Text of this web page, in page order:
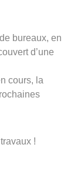
bureaux, en
d’une
cours, la
!